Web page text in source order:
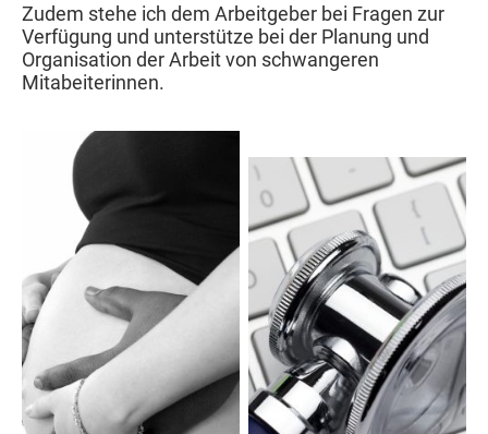
Zudem stehe ich dem Arbeitgeber bei Fragen zur
Verfügung und unterstütze bei der Planung und
Organisation der Arbeit von schwangeren
Mitabeiterinnen.